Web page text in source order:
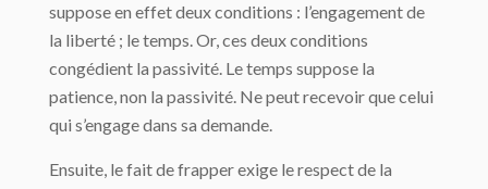
suppose en effet deux conditions : l’engagement de
la liberté ; le temps. Or, ces deux conditions
congédient la passivité. Le temps suppose la
patience, non la passivité. Ne peut recevoir que celui
qui s’engage dans sa demande.
Ensuite, le fait de frapper exige le respect de la